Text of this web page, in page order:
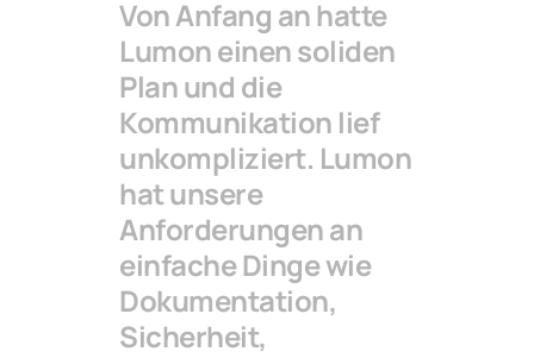
Von Anfang an hatte
Lumon einen soliden
Plan und die
Kommunikation lief
unkompliziert. Lumon
hat unsere
Anforderungen an
einfache Dinge wie
Dokumentation,
Sicherheit,